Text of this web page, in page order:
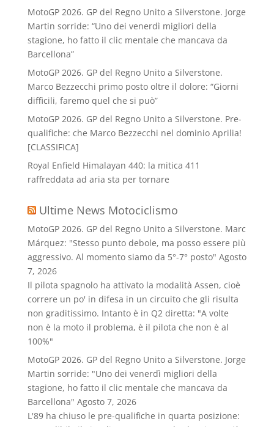
MotoGP 2026. GP del Regno Unito a Silverstone. Jorge
Martin sorride: “Uno dei venerdì migliori della
stagione, ho fatto il clic mentale che mancava da
Barcellona”
MotoGP 2026. GP del Regno Unito a Silverstone.
Marco Bezzecchi primo posto oltre il dolore: “Giorni
difficili, faremo quel che si può”
MotoGP 2026. GP del Regno Unito a Silverstone. Pre-
qualifiche: che Marco Bezzecchi nel dominio Aprilia!
[CLASSIFICA]
Royal Enfield Himalayan 440: la mitica 411
raffreddata ad aria sta per tornare
Ultime News Motociclismo
MotoGP 2026. GP del Regno Unito a Silverstone. Marc
Márquez: "Stesso punto debole, ma posso essere più
aggressivo. Al momento siamo da 5°-7° posto" Agosto
7, 2026
Il pilota spagnolo ha attivato la modalità Assen, cioè
correre un po' in difesa in un circuito che gli risulta
non graditissimo. Intanto è in Q2 diretta: "A volte
non è la moto il problema, è il pilota che non è al
100%"
MotoGP 2026. GP del Regno Unito a Silverstone. Jorge
Martin sorride: "Uno dei venerdì migliori della
stagione, ho fatto il clic mentale che mancava da
Barcellona" Agosto 7, 2026
L'89 ha chiuso le pre-qualifiche in quarta posizione: